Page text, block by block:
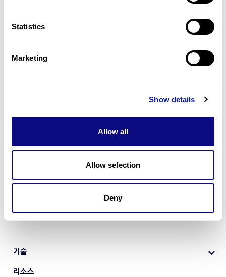
Statistics
Marketing
Show details
Allow all
Allow selection
Deny
기술
리소스